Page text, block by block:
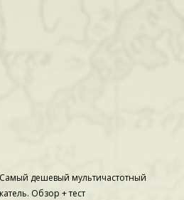
дешевый мультичастотный
Обзор + тест